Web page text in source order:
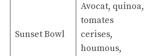
Sunset Bowl
Avocat, quinoa,
tomates
cerises,
houmous,